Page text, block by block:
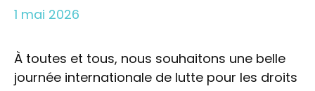
1 mai 2026
À toutes et tous, nous souhaitons une belle
journée internationale de lutte pour les droits